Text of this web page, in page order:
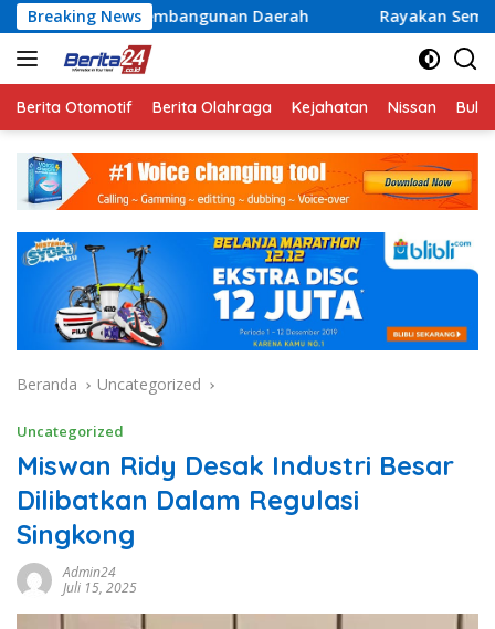
Langsung
ke
konten
Breaking News
Daerah Rayakan Semangat
Berita Otomotif Berita Olahraga Kejahatan Nissan
Beranda Uncategorized
Uncategorized
Miswan Ridy Desak Industri Besar
Dilibatkan Dalam Regulasi
Singkong
Admin24
Juli 15, 2025